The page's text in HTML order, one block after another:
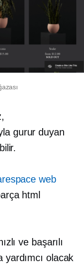
gurur duyan
web
html
ve başarılı
yardımcı olacak